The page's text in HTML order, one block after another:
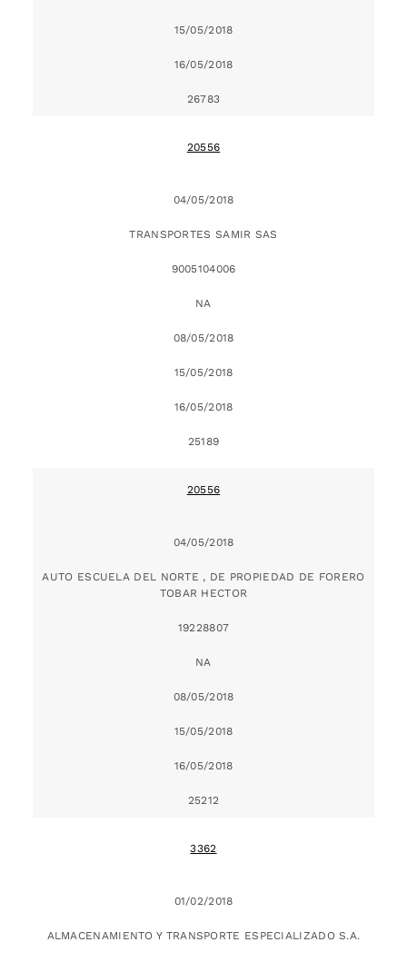
15/05/2018
16/05/2018
26783
20556
04/05/2018
TRANSPORTES SAMIR SAS
9005104006
NA
08/05/2018
15/05/2018
16/05/2018
25189
20556
04/05/2018
AUTO ESCUELA DEL NORTE , DE PROPIEDAD DE FORERO
TOBAR HECTOR
19228807
NA
08/05/2018
15/05/2018
16/05/2018
25212
3362
01/02/2018
ALMACENAMIENTO Y TRANSPORTE ESPECIALIZADO S.A.